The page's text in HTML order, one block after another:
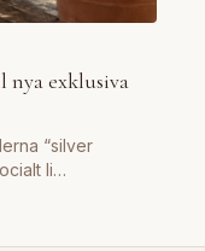
exklusiva
“silver
li…